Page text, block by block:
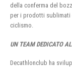
della conferma del
per i prodotti sublimati
ciclismo.
UN TEAM DEDICATO
Decathlonclub ha